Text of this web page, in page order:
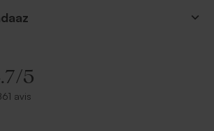
/5
avis